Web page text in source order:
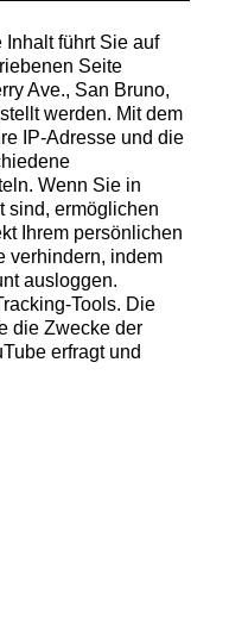
führt Sie auf
Seite
Ave., San Bruno,
werden. Mit dem
IP-Adresse und die
Wenn Sie in
sind, ermöglichen
Ihrem persönlichen
verhindern, indem
ausloggen.
Tools. Die
die Zwecke der
erfragt und